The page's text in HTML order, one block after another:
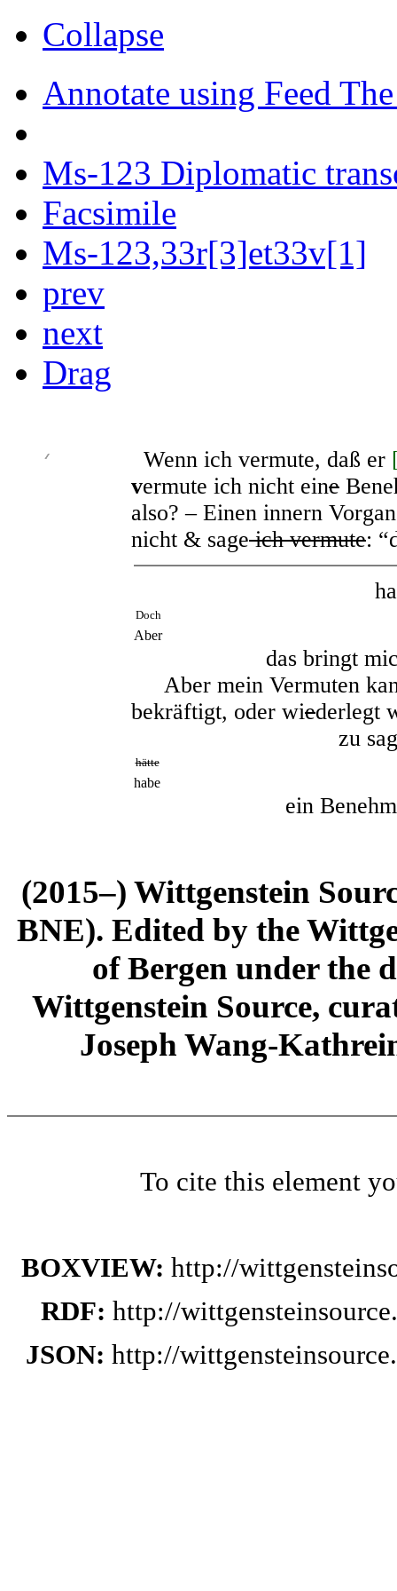
Collapse
Annotate using Feed
Ms-123 Diplomatic
Facsimile
Ms-123,33r[3]et33v[1]
prev
next
Drag
∕∕ Wenn ich vermute, daß er
vermute ich nicht eine
also? – Einen innern
nicht & sageich vermute:
Doch
Aber
das bringt
Aber mein Vermuten
bekräftigt, oder wiederlegt
zu
hätte
habe
ein
(2015–) Wittgenstein
BNE). Edited by the
of Bergen under the
Wittgenstein Source,
Joseph Wang-
To cite this element
BOXVIEW: http://
RDF: http://
JSON: http://